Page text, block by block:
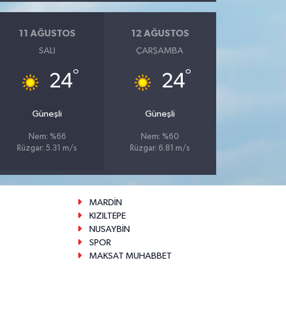
11 AĞUSTOS
SALI
24°
Güneşli
Nem: %66
Rüzgar: 5.31 m/s
12 AĞUSTOS
ÇARŞAMBA
24°
Güneşli
Nem: %60
Rüzgar: 6.81 m/s
MARDİN
KIZILTEPE
NUSAYBİN
SPOR
MAKSAT MUHABBET